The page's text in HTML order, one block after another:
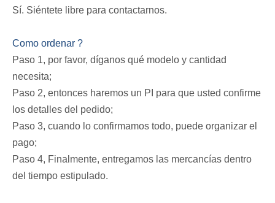
Sí. Siéntete libre para contactarnos.
Como ordenar ?
Paso 1, por favor, díganos qué modelo y cantidad
necesita;
Paso 2, entonces haremos un PI para que usted confirme
los detalles del pedido;
Paso 3, cuando lo confirmamos todo, puede organizar el
pago;
Paso 4, Finalmente, entregamos las mercancías dentro
del tiempo estipulado.